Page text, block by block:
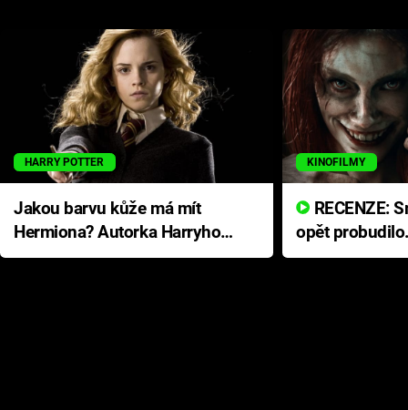
HARRY POTTER
Jakou barvu kůže má mít
Hermiona? Autorka Harryho
Pottera přišla s ráznou
KINOFILMY
opět
přichází s